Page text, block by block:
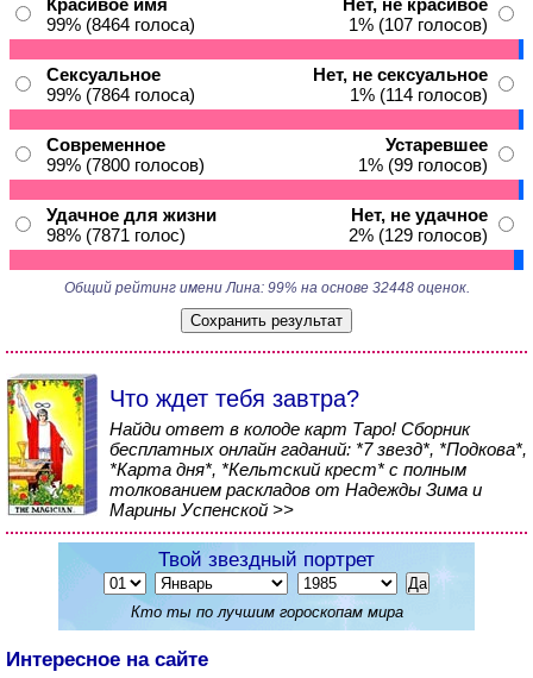
Красивое имя
99% (8464 голоса)
Нет, не красивое
1% (107 голосов)
Сексуальное
99% (7864 голоса)
Нет, не сексуальное
1% (114 голосов)
Современное
99% (7800 голосов)
Устаревшее
1% (99 голосов)
Удачное для жизни
98% (7871 голос)
Нет, не удачное
2% (129 голосов)
Общий рейтинг имени Лина: 99% на основе 32448 оценок.
Что ждет тебя завтра?
Найди ответ в колоде карт Таро! Сборник
бесплатных онлайн гаданий: *7 звезд*, *Подкова*,
*Карта дня*, *Кельтский крест* с полным
толкованием раскладов от Надежды Зима и
Марины Успенской >>
Твой звездный портрет
Кто ты по лучшим гороскопам мира
Интересное на сайте